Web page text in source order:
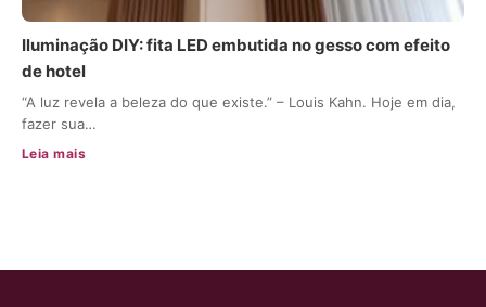
Iluminação DIY: fita LED embutida no gesso com efeito
de hotel
“A luz revela a beleza do que existe.” – Louis Kahn. Hoje em dia,
fazer sua…
Leia mais